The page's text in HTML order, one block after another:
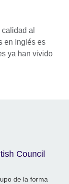
al
en Inglés es
ya han vivido
Council
de la forma